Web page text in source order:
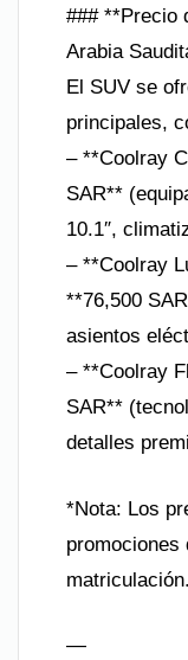
### **Precio
Arabia
El SUV se
principales,
– **Coolray
SAR**
10.1″,
– **Coolray
**76,500
asientos
– **Coolray
SAR**
detalles
*Nota: Los
promociones
—